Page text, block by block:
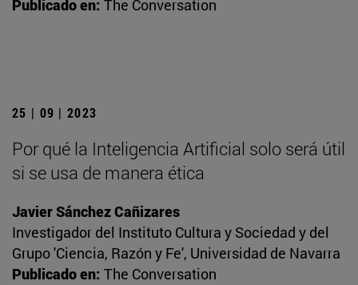
Publicado en: The Conversation
25 | 09 | 2023
Por qué la Inteligencia Artificial solo será útil
si se usa de manera ética
Javier Sánchez Cañizares
Investigador del Instituto Cultura y Sociedad y del
Grupo 'Ciencia, Razón y Fe', Universidad de Navarra
Publicado en: The Conversation